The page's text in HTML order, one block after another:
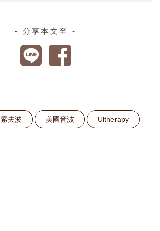
- 分享本文至 -
索夫波 美國音波 Ultherapy